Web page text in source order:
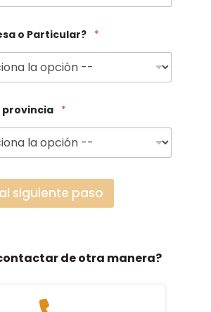
o Particular? *
provincia *
siguiente paso
de otra manera?